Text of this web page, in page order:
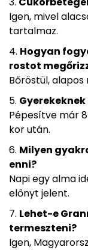
Igen, mivel
tartalmaz.
Hogyan
rostot
Bőröstül, alapos
Pépesítve már
kor után.
Milyen
enni?
Napi egy alma
előnyt jelent.
Lehet-e
termeszteni?
Igen,